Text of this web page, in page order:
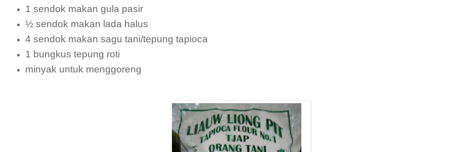
1 sendok makan gula pasir
½ sendok makan lada halus
4 sendok makan sagu tani/tepung tapioca
1 bungkus tepung roti
minyak untuk menggoreng